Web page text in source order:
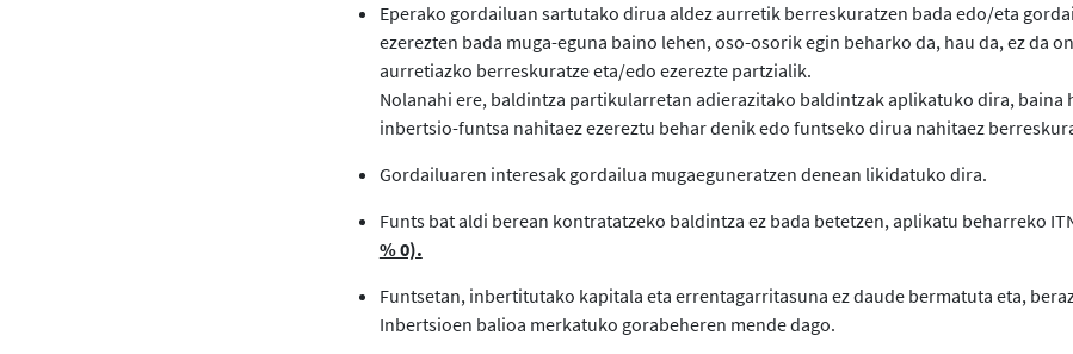
Eperako gordailuan sartutako dirua aldez aurretik berreskuratzen bada edo/eta
ezerezten bada muga-eguna baino lehen, oso-osorik egin beharko da, hau da, ez da
aurretiazko berreskuratze eta/edo ezerezte partzialik.
Nolanahi ere, baldintza partikularretan adierazitako baldintzak aplikatuko dira, baina
inbertsio-funtsa nahitaez ezereztu behar denik edo funtseko dirua nahitaez
Gordailuaren interesak gordailua mugaeguneratzen denean likidatuko dira.
Funts bat aldi berean kontratatzeko baldintza ez bada betetzen, aplikatu beharreko
% 0).
Funtsetan, inbertitutako kapitala eta errentagarritasuna ez daude bermatuta eta,
Inbertsioen balioa merkatuko gorabeheren mende dago.